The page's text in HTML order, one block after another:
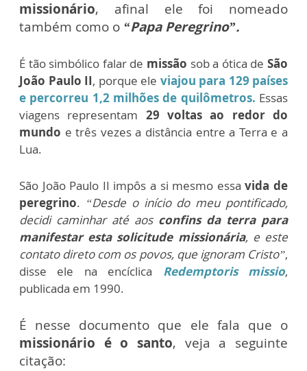
missionário, afinal ele foi nomeado
também como o “Papa Peregrino”.
É tão simbólico falar de missão sob a ótica de São
João Paulo II, porque ele viajou para 129 países
e percorreu 1,2 milhões de quilômetros. Essas
viagens representam 29 voltas ao redor do
mundo e três vezes a distância entre a Terra e a
Lua.
São João Paulo II impôs a si mesmo essavida de
peregrino. “Desde o início do meu pontificado,
decidi caminhar até aos confins da terra para
manifestar esta solicitude missionária, e este
contato direto com os povos, que ignoram Cristo”,
disse ele na encíclica Redemptoris missio,
publicada em 1990.
É nesse documento que ele fala que o
missionário é o santo, veja a seguinte
citação: